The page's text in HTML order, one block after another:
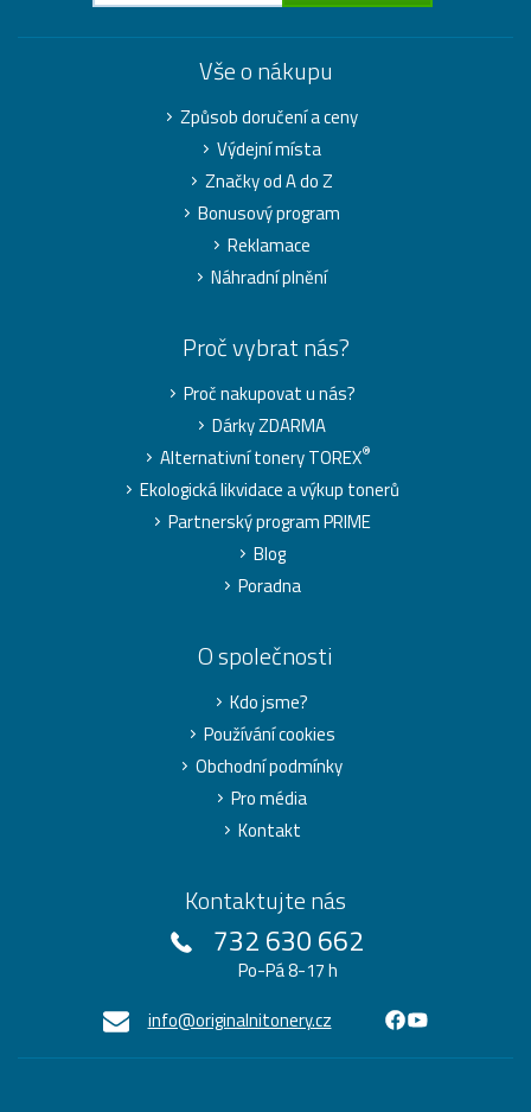
Vše o nákupu
Způsob doručení a ceny
Výdejní místa
Značky od A do Z
Bonusový program
Reklamace
Náhradní plnění
Proč vybrat nás?
Proč nakupovat u nás?
Dárky ZDARMA
Alternativní tonery TOREX®
Ekologická likvidace a výkup tonerů
Partnerský program PRIME
Blog
Poradna
O společnosti
Kdo jsme?
Používání cookies
Obchodní podmínky
Pro média
Kontakt
Kontaktujte nás
732 630 662
Po-Pá 8-17 h
info@originalnitonery.cz